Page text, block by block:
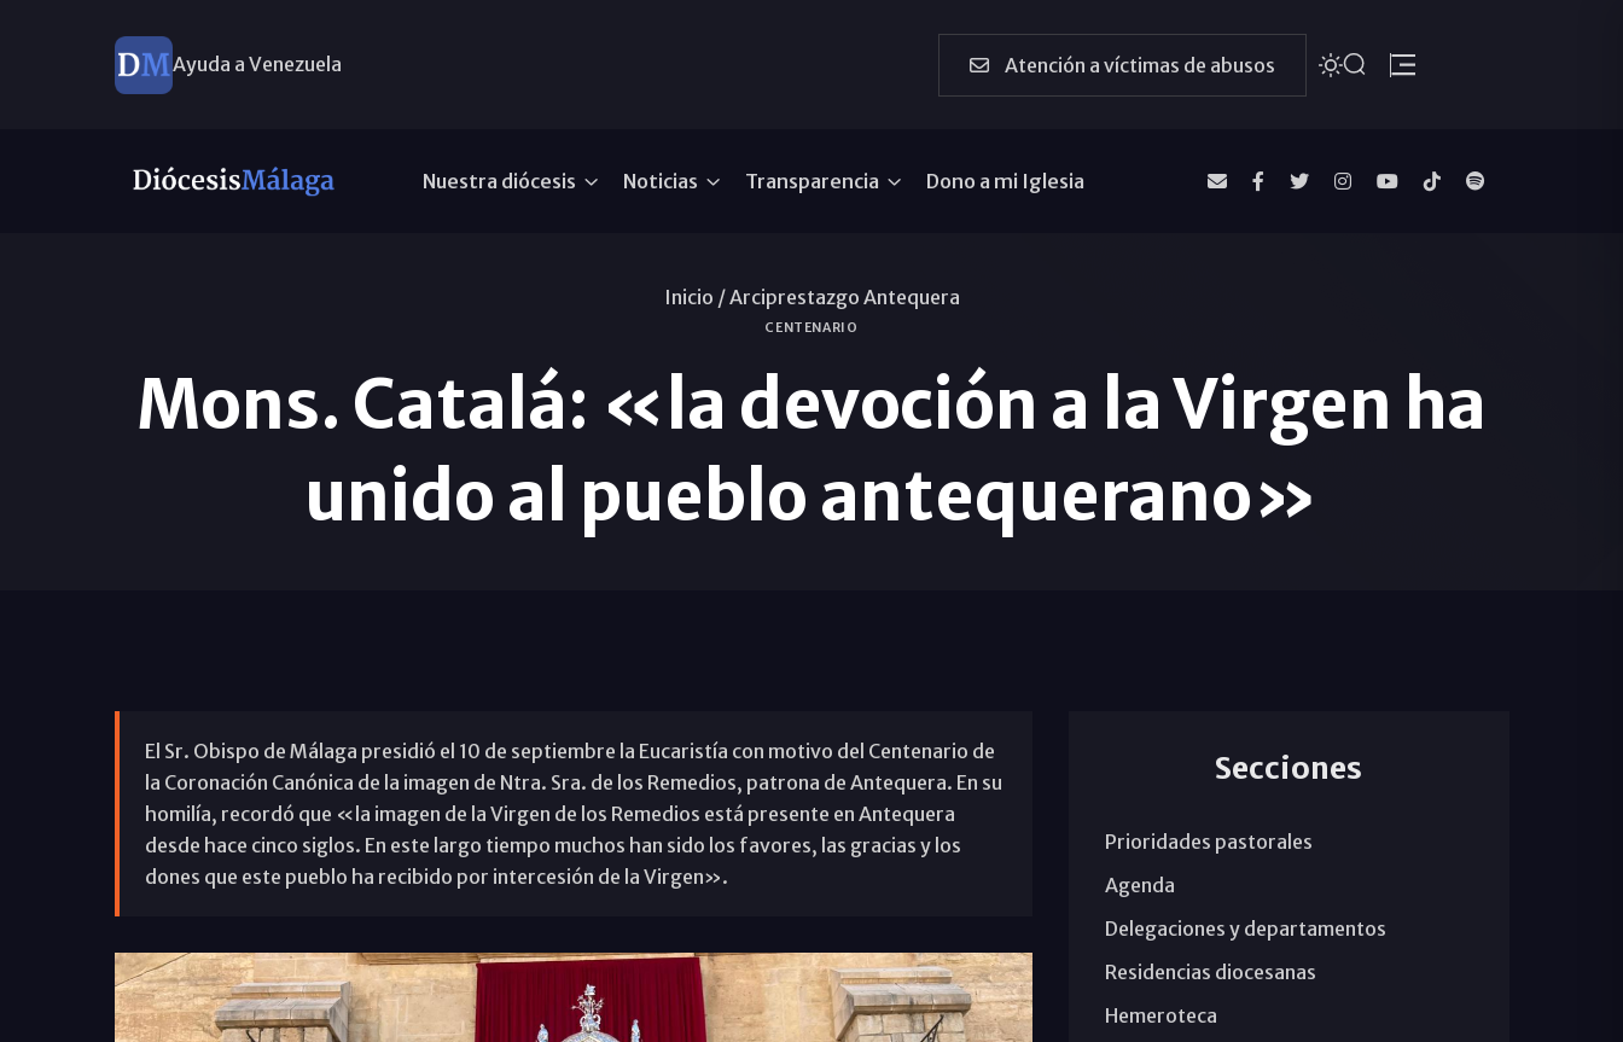
Ayuda a Venezuela Atención a víctimas de abusos
Nuestra diócesis Noticias Transparencia Dono a mi Iglesia
Inicio /Arciprestazgo Antequera
CENTENARIO
Mons. Catalá: «la devoción a la Virgen ha
unido al pueblo antequerano»
El Sr. Obispo de Málaga presidió el 10 de septiembre la Eucaristía con motivo del Centenario de
la Coronación Canónica de la imagen de Ntra. Sra. de los Remedios, patrona de Antequera. En su
homilía, recordó que «la imagen de la Virgen de los Remedios está presente en Antequera
desde hace cinco siglos. En este largo tiempo muchos han sido los favores, las gracias y los
dones que este pueblo ha recibido por intercesión de la Virgen».
Secciones
Prioridades pastorales
Agenda
Delegaciones y departamentos
Residencias diocesanas
Hemeroteca